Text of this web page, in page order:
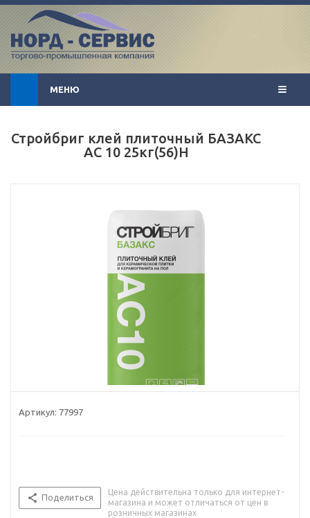
МЕНЮ
Стройбриг клей плиточный БАЗАКС
АС 10 25кг(56)Н
Артикул: 77997
Поделиться
Цена действительна только для интернет-
магазина и может отличаться от цен в
розничных магазинах